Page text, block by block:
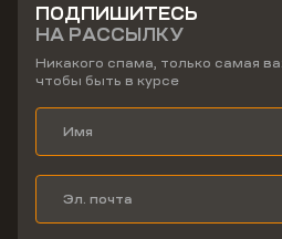
ПОДПИШИТЕСЬ
НА РАССЫЛКУ
Никакого спама, только самая
чтобы быть в курсе